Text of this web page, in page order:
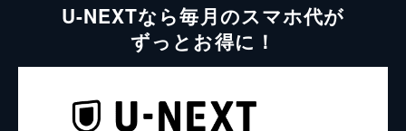
U-NEXTなら毎月のスマホ代が
ずっとお得に！